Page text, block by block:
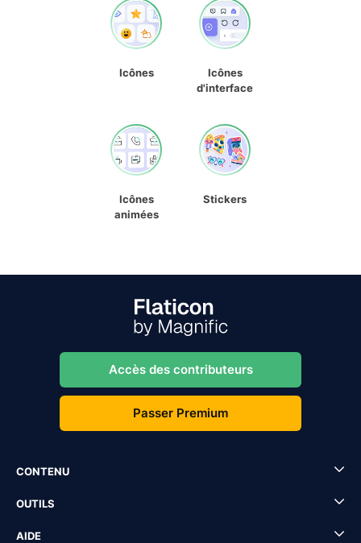
Icônes
Icônes
d'interface
Icônes
animées
Stickers
Accès des contributeurs
Passer Premium
CONTENU
OUTILS
AIDE